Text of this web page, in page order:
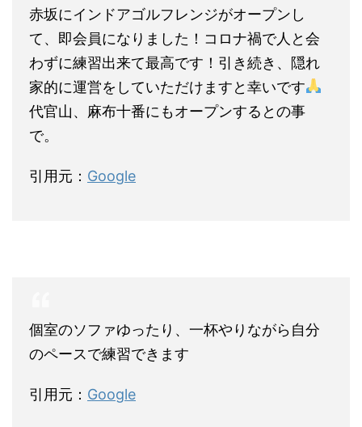
赤坂にインドアゴルフレンジがオープンし
て、即会員になりました！コロナ禍で人と会
わずに練習出来て最高です！引き続き、隠れ
家的に運営をしていただけますと幸いです
代官山、麻布十番にもオープンするとの事
で。
引用元： Google
個室のソファゆったり、一杯やりながら自分
のペースで練習できます
引用元： Google